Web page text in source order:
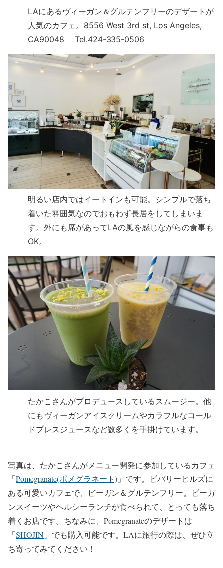
LAにあるヴィーガン＆グルテンフリーのデザートが
人気のカフェ。8556 West 3rd st, Los Angeles,
CA90048 Tel.424-335-0506
明るい店内ではイートインも可能。シンプルで落ち
着いた雰囲気なのでおもわず長居をしてしまいま
す。外にも席があってLAの風を感じながらの食事も
OK。
たかこさんがプロデュースしているスムージー。他
にもヴィーガンアイスクリームやカラフルなコール
ドプレスジュースなど数多くを手掛けています。
写真は、たかこさんがメニュー開発に参加しているカフェ
「Pomegranate(ポメグラネート) 」です。ビバリーヒルズに
ある可愛いカフェで、ビーガン＆グルテンフリー。ビーガ
ンスイーツやヘルシーランチが食べられて、とっても落ち
着くお店です。ちなみに、Pomegranateのデザートは
「SHOJIN 」でも購入可能です。LAに旅行の際は、ぜひ立
ち寄ってみてください！